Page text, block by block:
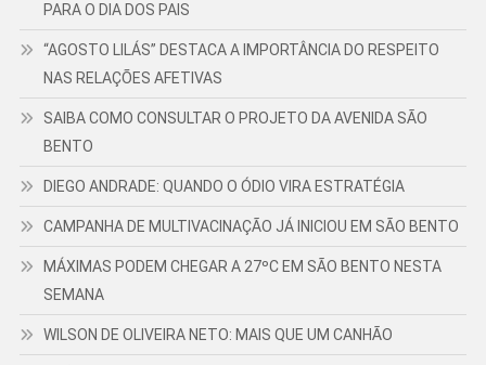
PARA O DIA DOS PAIS
“AGOSTO LILÁS” DESTACA A IMPORTÂNCIA DO RESPEITO
NAS RELAÇÕES AFETIVAS
SAIBA COMO CONSULTAR O PROJETO DA AVENIDA SÃO
BENTO
DIEGO ANDRADE: QUANDO O ÓDIO VIRA ESTRATÉGIA
CAMPANHA DE MULTIVACINAÇÃO JÁ INICIOU EM SÃO BENTO
MÁXIMAS PODEM CHEGAR A 27ºC EM SÃO BENTO NESTA
SEMANA
WILSON DE OLIVEIRA NETO: MAIS QUE UM CANHÃO